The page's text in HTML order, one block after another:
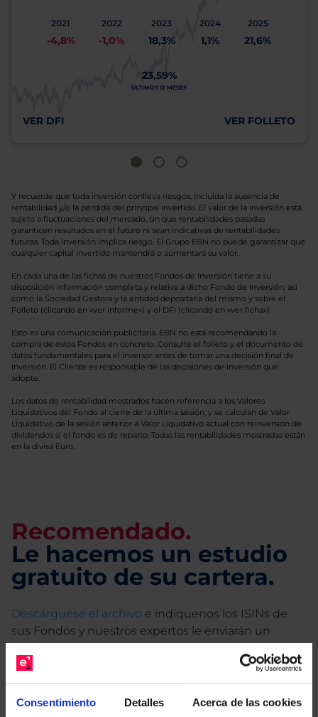
Consentimiento Detalles Acerca de las cookies
2021
-4,8%
2022
-1,0%
2023
18,3%
2024
1,1%
2025
21,6%
23,59%
ÚLTIMOS 12 MESES
VER DFI VER FOLLETO
Y recuerde que toda inversión conlleva riesgos, incluida la ausencia de
rentabilidad y/o la pérdida del principal invertido. El valor de la inversión está
sujeto a fluctuaciones del mercado, sin que rentabilidades pasadas
garanticen resultados en el futuro ni sean indicativas de rentabilidades
futuras. Toda inversión implica riesgo. El Grupo EBN no puede garantizar que
cualquier capital invertido mantendrá o aumentará su valor.
En cada una de las fichas de nuestros Fondos de Inversión tiene a su
disposición información completa y relativa a dicho Fondo de Inversión, así
como la Sociedad Gestora y la entidad depositaria del mismo y sobre el
Folleto (clicando en «ver informe») y el DFI (clicando en «ver ficha»).
Esto es una comunicación publicitaria. EBN no está recomendando la
compra de estos Fondos en concreto. Consulte el folleto y el documento de
datos fundamentales para el inversor antes de tomar una decisión final de
inversión. El Cliente es responsable de las decisiones de inversión que
adopte.
Los datos de rentabilidad mostrados hacen referencia a los Valores
Liquidativos del Fondo al cierre de la última sesión, y se calculan de Valor
Liquidativo de la sesión anterior a Valor Liquidativo actual con reinversión de
dividendos si el fondo es de reparto. Todas las rentabilidades mostradas están
en la divisa Euro.
Recomendado.
Le hacemos un estudio
gratuito de su cartera.
Descárguese el archivo e indíquenos los ISINs de
sus Fondos y nuestros expertos le enviarán un
estudio gratuito de sus alternativas de Clases
Limpias con las que podrá ahorrar en sus costes.